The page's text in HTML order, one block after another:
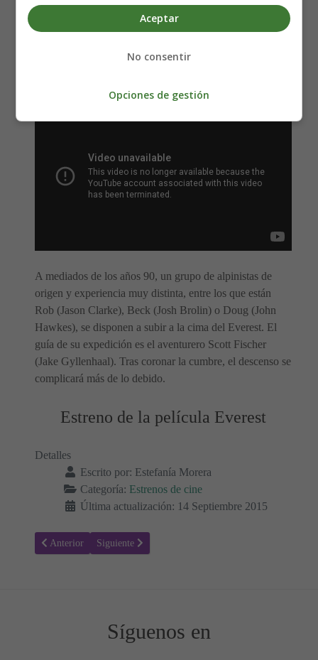
Música: Dario Marianelli
Los niveles de oxigeno caen un 60%.
A mediados de los años 90, un grupo de alpinistas de
origen y experiencia muy distinta, entre los que están
Rob (Jason Clarke), Beck (Josh Brolin) o Doug (John
Hawkes), se disponen a subir a la cima del Everest. El
guía de su expedición es el aventurero Scott Fischer
(Jake Gyllenhaal). Tras coronar la cumbre, el descenso se
complicará más de lo debido.
Estreno de la película Everest
Detalles
Escrito por: Estefanía Morera
Categoría: Estrenos de cine
Última actualización: 14 Septiembre 2015
Artículo anterior: Francisco: El Padre Jorge - Estrenos de Cine
Anterior Artículo siguiente: El Corredor del Laberinto: Las
Siguiente
Síguenos en
Aceptar
No consentir
Opciones de gestión